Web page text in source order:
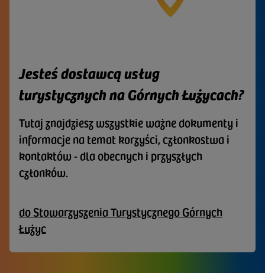
Jesteś dostawcą usług
turystycznych na Górnych Łużycach?
Tutaj znajdziesz wszystkie ważne dokumenty i
informacje na temat korzyści, członkostwa i
kontaktów - dla obecnych i przyszłych
członków.
do Stowarzyszenia Turystycznego Górnych
Łużyc